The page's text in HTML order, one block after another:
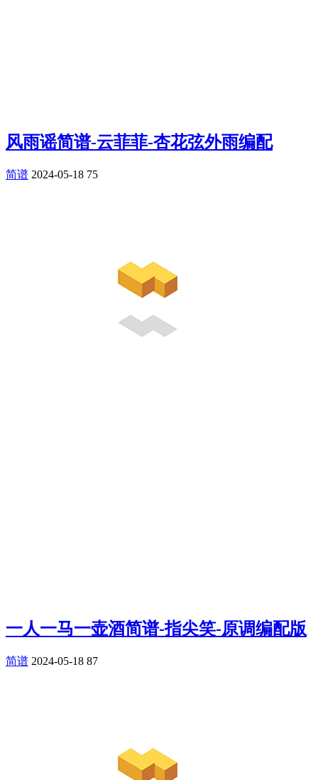
风雨谣简谱-云菲菲-杏花弦外雨编配
简谱 2024-05-18 75
一人一马一壶酒简谱-指尖笑-原调编配版
简谱 2024-05-18 87